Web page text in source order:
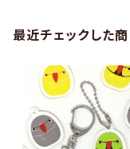
最近チェックした